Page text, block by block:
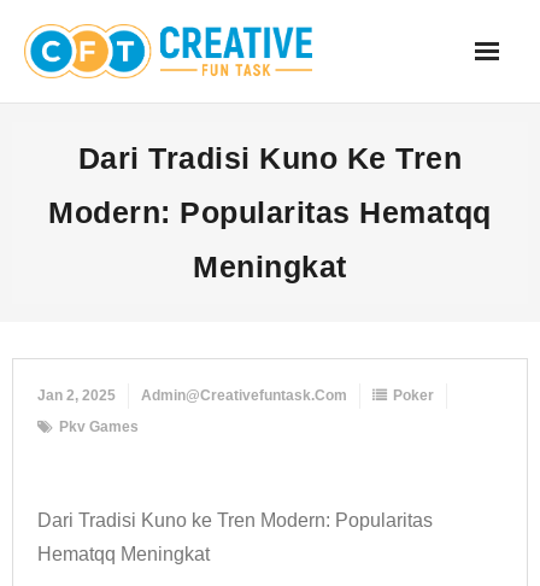
content
Dari Tradisi Kuno Ke Tren
Modern: Popularitas Hematqq
Meningkat
Jan 2, 2025 Admin@creativefuntask.com
Poker
Pkv Games
Dari Tradisi Kuno ke Tren Modern: Popularitas
Hematqq Meningkat